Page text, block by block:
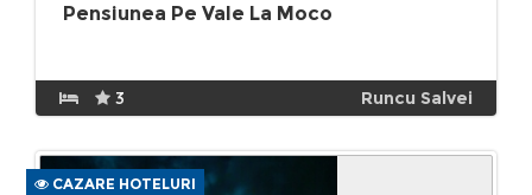
Pensiunea Pe Vale La Moco
3 Runcu Salvei
CAZARE HOTELURI